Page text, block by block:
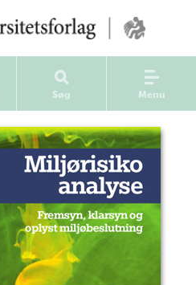
Søg Menu